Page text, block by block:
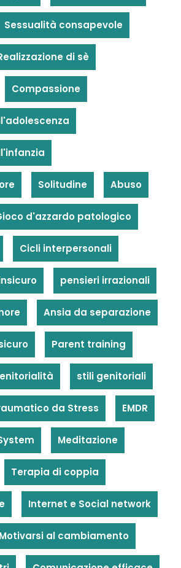
Sessualità consapevole
di sè
Compassione
Solitudine Abuso
d'azzardo patologico
Cicli interpersonali
pensieri irrazionali
Ansia da separazione
Parent training
stili genitoriali
da Stress EMDR
Meditazione
Terapia di coppia
Internet e Social network
Motivarsi al cambiamento